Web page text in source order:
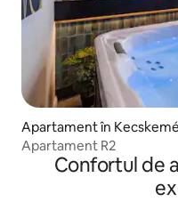
Apartament în
Apartament R2
Confortul de